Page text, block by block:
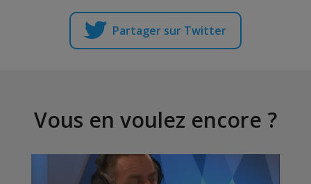
Partager sur Twitter
Vous en voulez encore ?